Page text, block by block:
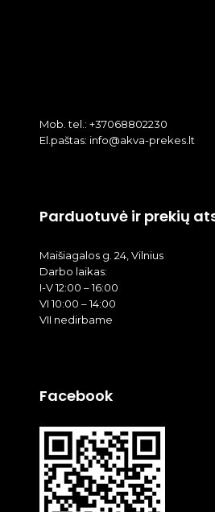
Mob. tel.: +37068802230
El.paštas: info@akva-prekes.lt
Parduotuvė ir prekių
Maišiagalos g. 24, Vilnius
Darbo laikas:
I-V 12:00 – 16:00
VI 10:00 – 14:00
VII nedirbame
Facebook